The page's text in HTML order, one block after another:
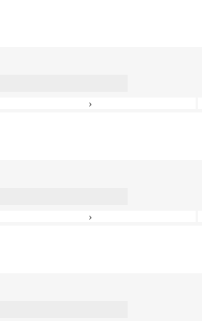
›
›